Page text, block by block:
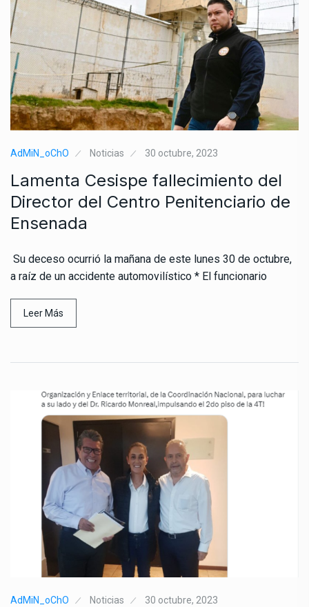
AdMiN_oChO Noticias 30 octubre, 2023
Lamenta Cesispe fallecimiento del
Director del Centro Penitenciario de
Ensenada
Su deceso ocurrió la mañana de este lunes 30 de octubre,
a raíz de un accidente automovilístico * El funcionario
Leer Más
AdMiN_oChO Noticias 30 octubre, 2023